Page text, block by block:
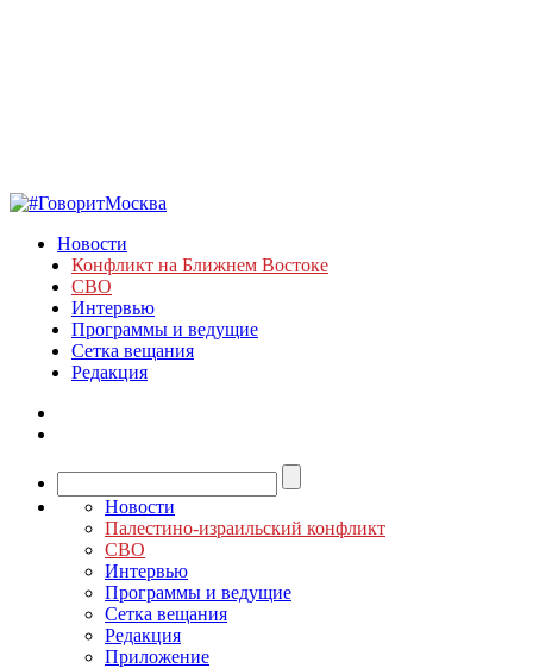
Новости
Конфликт на Ближнем Востоке
СВО
Интервью
Программы и ведущие
Сетка вещания
Редакция
Новости
Палестино-израильский конфликт
СВО
Интервью
Программы и ведущие
Сетка вещания
Редакция
Приложение